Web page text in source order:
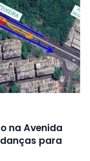
na Avenida
para